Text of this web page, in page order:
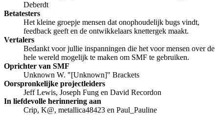
Deberdt
Betatesters
Het kleine groepje mensen dat onophoudelijk bugs vindt,
feedback geeft en de ontwikkelaars knettergek maakt.
Vertalers
Bedankt voor jullie inspanningen die het voor mensen over de
hele wereld mogelijk te maken om SMF te gebruiken.
Oprichter van SMF
Unknown W. "[Unknown]" Brackets
Oorspronkelijke projectleiders
Jeff Lewis, Joseph Fung en David Recordon
In liefdevolle herinnering aan
Crip, K@, metallica48423 en Paul_Pauline